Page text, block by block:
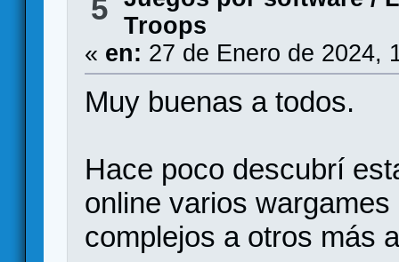
5 Troops
« en: 27 de Enero de 2024,
Muy buenas a todos.
Hace poco descubrí
online varios
complejos a otros más